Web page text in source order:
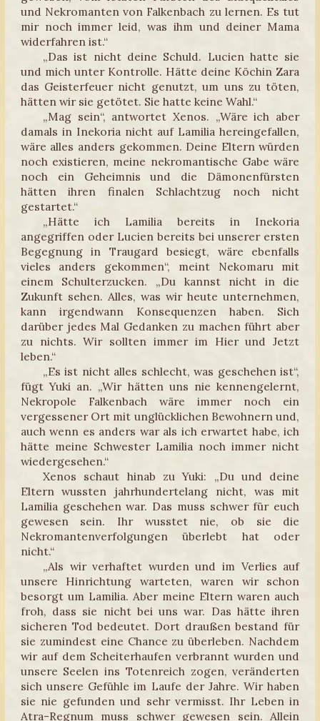
und Nekromanten von Falkenbach zu lernen. Es tut
mir noch immer leid, was ihm und deiner Mama
widerfahren ist.“
„Das ist nicht deine Schuld. Lucien hatte sie
und mich unter Kontrolle. Hätte deine Köchin Zara
das Geisterfeuer nicht genutzt, um uns zu töten,
hätten wir sie getötet. Sie hatte keine Wahl.“
„Mag sein“, antwortet Xenos. „Wäre ich aber
damals in Inekoria nicht auf Lamilia hereingefallen,
wäre alles anders gekommen. Deine Eltern würden
noch existieren, meine nekromantische Gabe wäre
noch ein Geheimnis und die Dämonenfürsten
hätten ihren finalen Schlachtzug noch nicht
gestartet.“
„Hätte ich Lamilia bereits in Inekoria
angegriffen oder Lucien bereits bei unserer ersten
Begegnung in Traugard besiegt, wäre ebenfalls
vieles anders gekommen“, meint Nekomaru mit
einem Schulterzucken. „Du kannst nicht in die
Zukunft sehen. Alles, was wir heute unternehmen,
kann irgendwann Konsequenzen haben. Sich
darüber jedes Mal Gedanken zu machen führt aber
zu nichts. Wir sollten immer im Hier und Jetzt
leben.“
„Es ist nicht alles schlecht, was geschehen ist“,
fügt Yuki an. „Wir hätten uns nie kennengelernt,
Nekropole Falkenbach wäre immer noch ein
vergessener Ort mit unglücklichen Bewohnern und,
auch wenn es anders war als ich erwartet habe, ich
hätte meine Schwester Lamilia noch immer nicht
wiedergesehen.“
Xenos schaut hinab zu Yuki: „Du und deine
Eltern wussten jahrhundertelang nicht, was mit
Lamilia geschehen war. Das muss schwer für euch
gewesen sein. Ihr wusstet nie, ob sie die
Nekromantenverfolgungen überlebt hat oder
nicht.“
„Als wir verhaftet wurden und im Verlies auf
unsere Hinrichtung warteten, waren wir schon
besorgt um Lamilia. Aber meine Eltern waren auch
froh, dass sie nicht bei uns war. Das hätte ihren
sicheren Tod bedeutet. Dort draußen bestand für
sie zumindest eine Chance zu überleben. Nachdem
wir auf dem Scheiterhaufen verbrannt wurden und
unsere Seelen ins Totenreich zogen, veränderten
sich unsere Gefühle im Laufe der Jahre. Wir haben
sie nie gefunden und sehr vermisst. Ihr Leben in
Atra-Regnum muss schwer gewesen sein. Allein